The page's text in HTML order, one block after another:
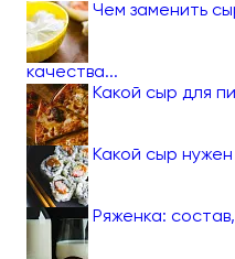
Чем заменить
качества...
Какой сыр для
Какой сыр
Ряженка: